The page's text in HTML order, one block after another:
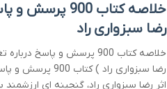
خلاصه کتاب
رضا سبزواری راد
خلاصه کتاب 900 پرسش و
رضا سبزواری راد
اثر رضا سبزواری راد، گنجینه ای